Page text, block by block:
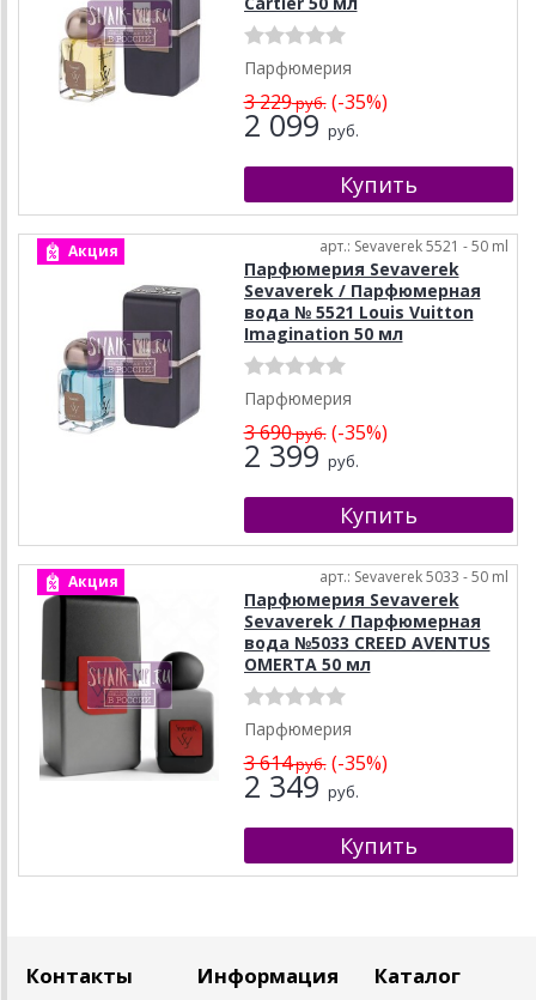
Парфюмерия
3 229руб.(-35%)
2 099 руб.
Акция арт.: Sevaverek 5521 - 50 ml
Парфюмерия Sevaverek
Sevaverek / Парфюмерная
вода № 5521 Louis Vuitton
Imagination 50 мл
Парфюмерия
3 690руб.(-35%)
2 399 руб.
Акция арт.: Sevaverek 5033 - 50 ml
Парфюмерия Sevaverek
Sevaverek / Парфюмерная
вода №5033 CREED AVENTUS
OMERTA 50 мл
Парфюмерия
3 614руб.(-35%)
2 349 руб.
Контакты Информация Каталог